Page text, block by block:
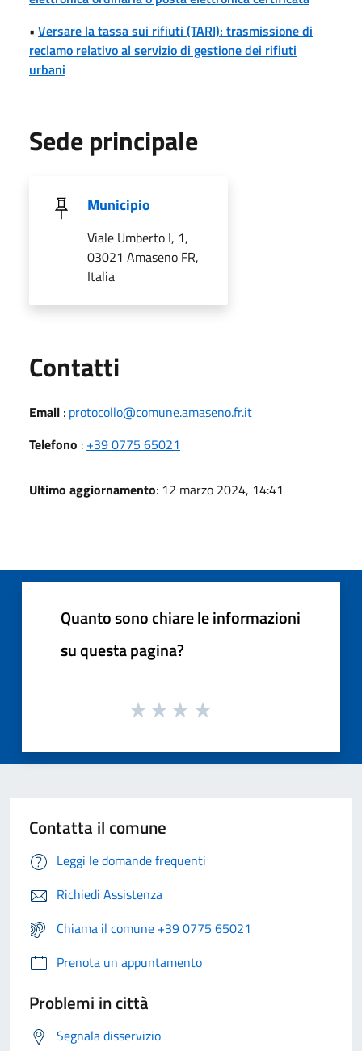
• Versare la tassa sui rifiuti (TARI): trasmissione di
reclamo relativo al servizio di gestione dei rifiuti
urbani
Sede principale
Municipio
Viale Umberto I, 1,
03021 Amaseno FR,
Italia
Contatti
Email : protocollo@comune.amaseno.fr.it
Telefono : +39 0775 65021
Ultimo aggiornamento: 12 marzo 2024, 14:41
Quanto sono chiare le informazioni
su questa pagina?
Contatta il comune
Leggi le domande frequenti
Richiedi Assistenza
Chiama il comune +39 0775 65021
Prenota un appuntamento
Problemi in città
Segnala disservizio